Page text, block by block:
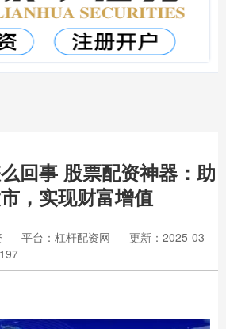
回事 股票配资神器：助
，实现财富增值
平台：杠杆配资网
更新：2025-03-